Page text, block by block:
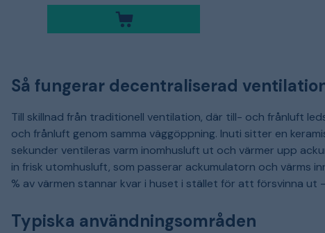
Så fungerar decentraliserad
Till skillnad från traditionell ventilation, där till- och frånluft
och frånluft genom samma väggöppning. Inuti sitter en
sekunder ventileras varm inomhusluft ut och värmer upp
in frisk utomhusluft, som passerar ackumulatorn och värms
% av värmen stannar kvar i huset i stället för att försvinna ut
Typiska användningsområden